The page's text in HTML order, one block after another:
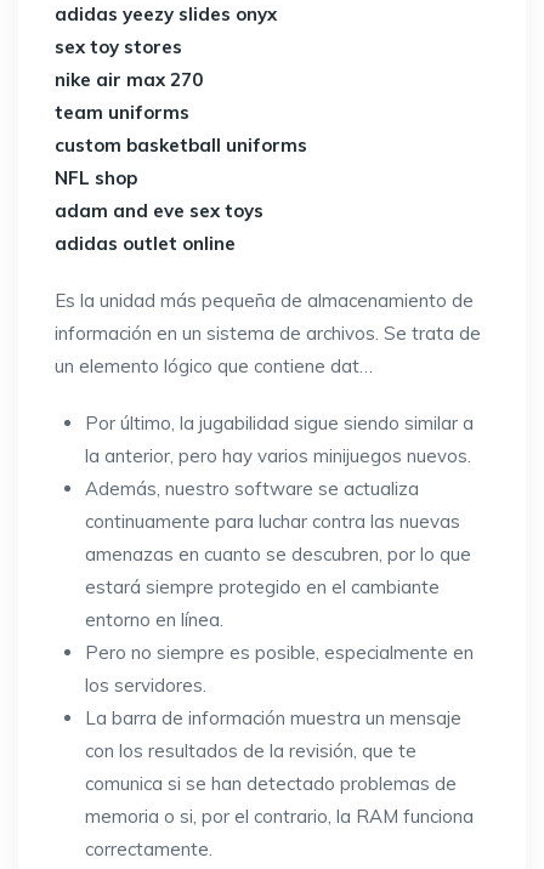
adidas yeezy slides onyx
sex toy stores
nike air max 270
team uniforms
custom basketball uniforms
NFL shop
adam and eve sex toys
adidas outlet online
Es la unidad más pequeña de almacenamiento de
información en un sistema de archivos. Se trata de
un elemento lógico que contiene dat…
Por último, la jugabilidad sigue siendo similar a
la anterior, pero hay varios minijuegos nuevos.
Además, nuestro software se actualiza
continuamente para luchar contra las nuevas
amenazas en cuanto se descubren, por lo que
estará siempre protegido en el cambiante
entorno en línea.
Pero no siempre es posible, especialmente en
los servidores.
La barra de información muestra un mensaje
con los resultados de la revisión, que te
comunica si se han detectado problemas de
memoria o si, por el contrario, la RAM funciona
correctamente.